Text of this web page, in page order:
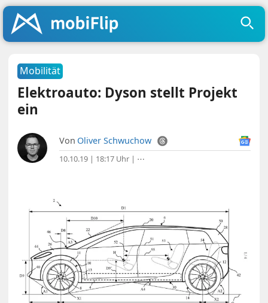
Mobilität
Elektroauto: Dyson stellt Projekt
ein
Von Oliver Schwuchow
10.10.19 | 18:17 Uhr | ⋯